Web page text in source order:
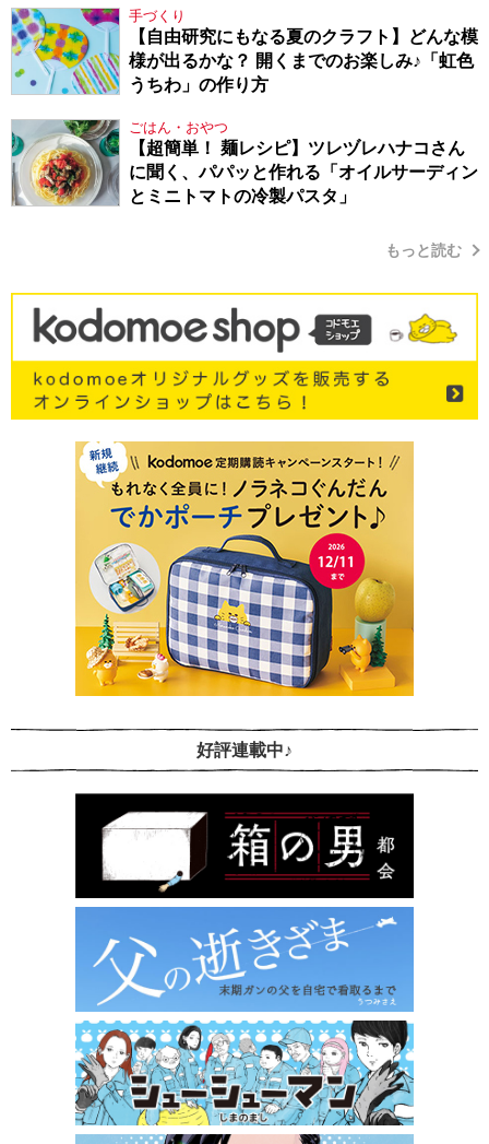
手づくり
【自由研究にもなる夏のクラフト】どんな模
様が出るかな？ 開くまでのお楽しみ♪「虹色
うちわ」の作り方
ごはん・おやつ
【超簡単！ 麺レシピ】ツレヅレハナコさん
に聞く、パパッと作れる「オイルサーディン
とミニトマトの冷製パスタ」
もっと読む
好評連載中♪